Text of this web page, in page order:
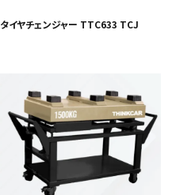
タイヤチェンジャー TTC633 TCJ